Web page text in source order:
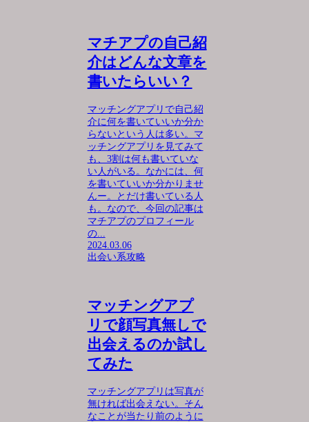
マチアプの自己紹
介はどんな文章を
書いたらいい？
マッチングアプリで自己紹
介に何を書いていいか分か
らないという人は多い。マ
ッチングアプリを見てみて
も、3割は何も書いていな
い人がいる。なかには、何
を書いていいか分かりませ
んー。とだけ書いている人
も。なので、今回の記事は
マチアプのプロフィール
の...
2024.03.06
出会い系攻略
マッチングアプ
リで顔写真無しで
出会えるのか試し
てみた
マッチングアプリは写真が
無ければ出会えない。そん
なことが当たり前のように